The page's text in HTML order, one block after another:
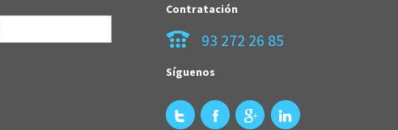
Contratación
93 272 26 85
Síguenos